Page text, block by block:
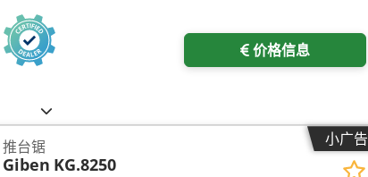
价格信息
小广告
推台锯
Giben KG.8250